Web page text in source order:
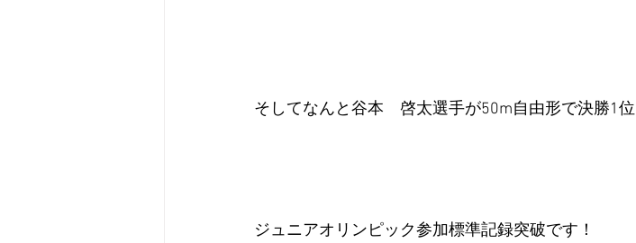
そしてなんと谷本　啓太選手が50m自由形で決勝1位
ジュニアオリンピック参加標準記録突破です！